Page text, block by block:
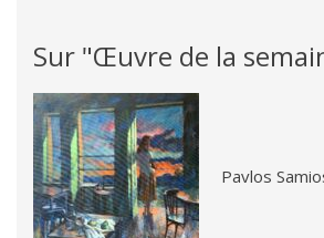
Sur "Œuvre de la
Pavlos